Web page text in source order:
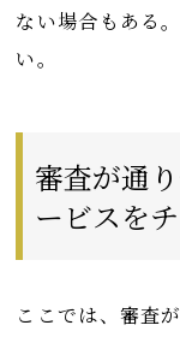
ない場合もある
い。
審査が通
ービスを
ここでは、審査